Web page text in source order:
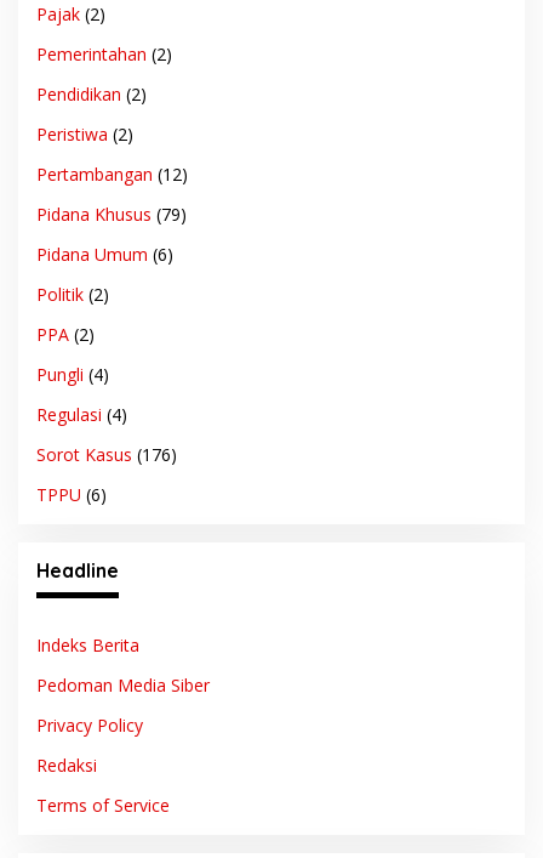
Pajak (2)
Pemerintahan (2)
Pendidikan (2)
Peristiwa (2)
Pertambangan (12)
Pidana Khusus (79)
Pidana Umum (6)
Politik (2)
PPA (2)
Pungli (4)
Regulasi (4)
Sorot Kasus (176)
TPPU (6)
Headline
Indeks Berita
Pedoman Media Siber
Privacy Policy
Redaksi
Terms of Service